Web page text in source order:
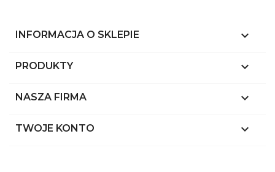
INFORMACJA O SKLEPIE keyboard_arrow_down
PRODUKTY 
NASZA FIRMA 
TWOJE KONTO 